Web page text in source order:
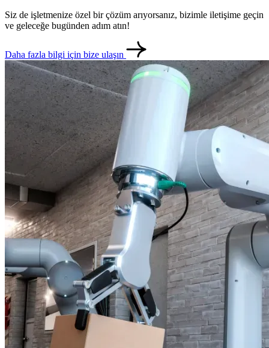
Siz de işletmenize özel bir çözüm arıyorsanız, bizimle iletişime geçin
ve geleceğe bugünden adım atın!
Daha fazla bilgi için bize ulaşın